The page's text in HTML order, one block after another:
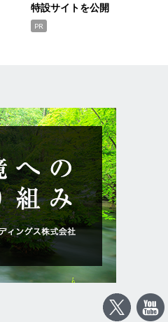
特設サイトを公開
PR